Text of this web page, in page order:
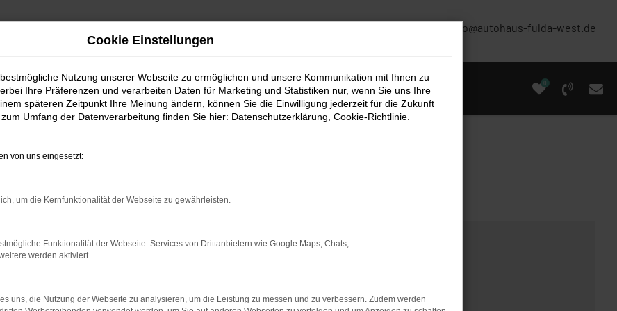
info@autohaus-fulda-west.de
0
Cookie Einstellungen
Nutzung unserer Webseite zu ermöglichen und unsere Kommunikation mit Ihnen zu
Ihre Präferenzen und verarbeiten Daten für Marketing und Statistiken nur, wenn Sie uns Ihre
späteren Zeitpunkt Ihre Meinung ändern, können Sie die Einwilligung jederzeit für die Zukunft
Umfang der Datenverarbeitung finden Sie hier: Datenschutzerklärung Cookie-Richtlinie
von uns eingesetzt:
um die Kernfunktionalität der Webseite zu gewährleisten.
Funktionalität der Webseite. Services von Drittanbietern wie Google Maps, Chats,
werden aktiviert.
uns, die Nutzung der Webseite zu analysieren, um die Leistung zu messen und zu verbessern. Zudem werden